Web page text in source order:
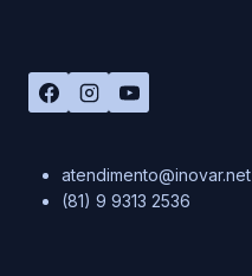
atendimento@inovar.net
(81) 9 9313 2536